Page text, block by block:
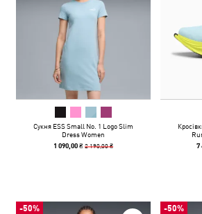
Сукня ESS Small No. 1 Logo Slim
Dress Women
1 090,00 ₴2 190,00 ₴ 7
-50% -50%